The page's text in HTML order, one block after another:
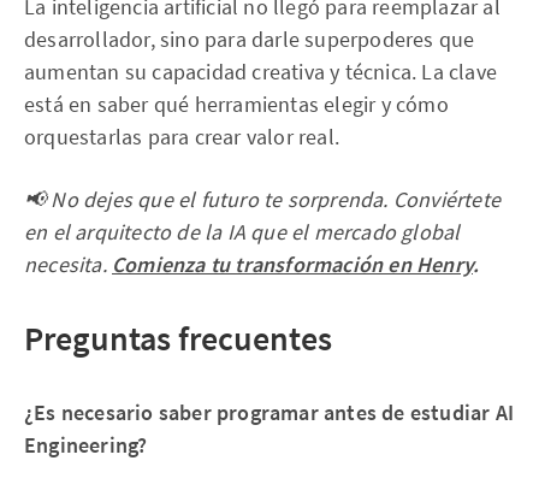
La inteligencia artificial no llegó para reemplazar al
desarrollador, sino para darle superpoderes que
aumentan su capacidad creativa y técnica. La clave
está en saber qué herramientas elegir y cómo
orquestarlas para crear valor real.
📢 No dejes que el futuro te sorprenda. Conviértete
en el arquitecto de la IA que el mercado global
necesita. Comienza tu transformación en Henry.
Preguntas frecuentes
¿Es necesario saber programar antes de estudiar AI
Engineering?